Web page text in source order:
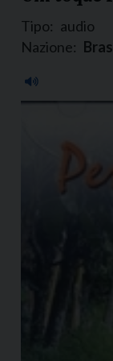
Tipo: audio
Nazione: